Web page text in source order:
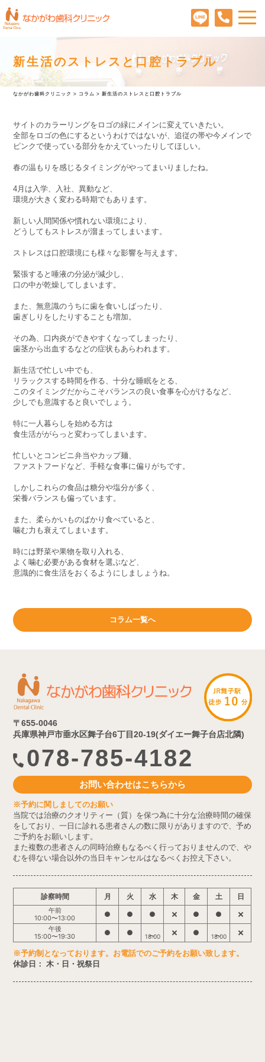
新生活のストレスと口腔トラブル
なかがわ歯科クリニック > コラム >新生活のストレスと口腔トラブル
サイトのカラーリングをロゴの緑にメインに変えていきたい。
全部をロゴの色にするというわけではないが、追従の帯や今メインで
ピンクで使っている部分をかえていったりしてほしい。
春の温もりを感じるタイミングがやってまいりましたね。
4月は入学、入社、異動など、
環境が大きく変わる時期でもあります。
新しい人間関係や慣れない環境により、
どうしてもストレスが溜まってしまいます。
ストレスは口腔環境にも様々な影響を与えます。
緊張すると唾液の分泌が減少し、
口の中が乾燥してしまいます。
また、無意識のうちに歯を食いしばったり、
歯ぎしりをしたりすることも増加。
その為、口内炎ができやすくなってしまったり、
歯茎から出血するなどの症状もあらわれます。
新生活で忙しい中でも、
リラックスする時間を作る、十分な睡眠をとる、
このタイミングだからこそバランスの良い食事を心がけるなど、
少しでも意識すると良いでしょう。
特に一人暮らしを始める方は
食生活ががらっと変わってしまいます。
忙しいとコンビニ弁当やカップ麺、
ファストフードなど、手軽な食事に偏りがちです。
しかしこれらの食品は糖分や塩分が多く、
栄養バランスも偏っています。
また、柔らかいものばかり食べていると、
噛む力も衰えてしまいます。
時には野菜や果物を取り入れる、
よく噛む必要がある食材を選ぶなど、
意識的に食生活をおくるようにしましょうね。
コラム一覧へ
〒655-0046
兵庫県神戸市垂水区舞子台6丁目20-19(ダイエー舞子台店北隣)
078-785-4182
お問い合わせはこちらから
※予約に関しましてのお願い
当院では治療のクオリティー（質）を保つ為に十分な治療時間の確保
をしており、一日に診れる患者さんの数に限りがありますので、予め
ご予約をお願いします。
また複数の患者さんの同時治療もなるべく行っておりませんので、や
むを得ない場合以外の当日キャンセルはなるべくお控え下さい。
診察時間 月 火 水 木 金 土 日
午前
10:00〜13:00
● ● ● ● ●
午後
15:00〜19:30
● ● 18:00 ● 18:00
※予約制となっております。お電話でのご予約をお願い致します。
休診日： 木・日・祝祭日